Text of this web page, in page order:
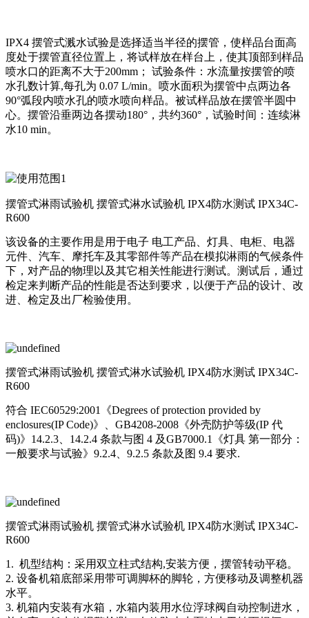
IPX4 摆管式溅水试验是选择适当半径的摆管，使样品台面高
度处于摆管直径位置上，将试样放在样台上，使其顶部到样品
喷水口的距离不大于200mm； 试验条件：水流量按摆管的喷
水孔数计算,每孔为 0.07 L/min。喷水面积为摆管中点两边各
90°弧段内喷水孔的喷水喷向样品。被试样品放在摆管半圆中
心。摆管沿垂两边各摆动180°，共约360°，试验时间：连续淋
水10 min。
摆管式淋雨试验机 摆管式淋水试验机 IPX4防水测试 IPX34C-
R600
该设备的主要作用是用于电子 电工产品、灯具、电柜、电器
元件、汽车、摩托车及其零部件等产品在模拟淋雨的气候条件
下，对产品的物理以及其它相关性能进行测试。测试后，通过
检定来判断产品的性能是否达到要求，以便于产品的设计、改
进、检定及出厂检验使用。
摆管式淋雨试验机 摆管式淋水试验机 IPX4防水测试 IPX34C-
R600
符合 IEC60529:2001《Degrees of protection provided by
enclosures(IP Code)》、GB4208-2008《外壳防护等级(IP 代
码)》14.2.3、14.2.4 条款与图 4 及GB7000.1《灯具 第一部分：
一般要求与试验》9.2.4、9.2.5 条款及图 9.4 要求.
摆管式淋雨试验机 摆管式淋水试验机 IPX4防水测试 IPX34C-
R600
1. 机型结构：采用双立柱式结构,安装方便，摆管转动平稳。
2. 设备机箱底部采用带可调脚杯的脚轮，方便移动及调整机器
水平。
3. 机箱内安装有水箱，水箱内装用水位浮球阀自动控制进水，